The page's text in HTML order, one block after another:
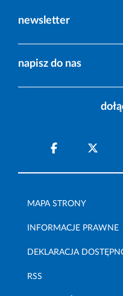
newsletter
napisz do nas
MAPA STRONY
INFORMACJE PRAWNE
DEKLARACJA
RSS